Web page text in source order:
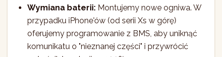
Wymiana baterii:Montujemy nowe ogniwa. W
przypadku iPhone'ów (od serii Xs w górę)
oferujemy programowanie z BMS, aby uniknąć
komunikatu o "nieznanej części" i przywrócić